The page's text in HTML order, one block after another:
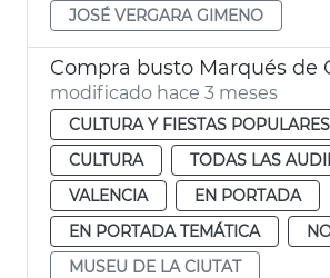
JOSÉ VERGARA GIMENO
modificado hace 3 meses
CULTURA Y FIESTAS POPULARES
CULTURA
TODAS LAS
VALENCIA
EN PORTADA
EN PORTADA TEMÁTICA
MUSEU DE LA CIUTAT